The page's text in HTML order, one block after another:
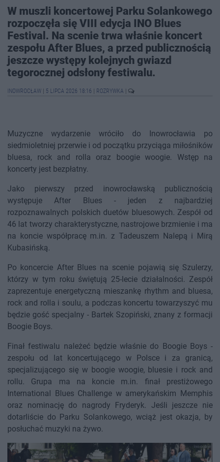
W muszli koncertowej Parku Solankowego
rozpoczęła się VIII edycja INO Blues
Festival. Na scenie trwa właśnie koncert
zespołu After Blues, a przed publicznością
jeszcze występy kolejnych gwiazd
tegorocznej odsłony festiwalu.
INOWROCŁAW 5 LIPCA 2026 18:16 ROZRYWKA
Muzyczne wydarzenie wróciło do Inowrocławia po
siedmioletniej przerwie i od początku przyciąga miłośników
bluesa, rock and rolla oraz boogie woogie. Wstęp na
koncerty jest bezpłatny.
Jako pierwszy przed inowrocławską publicznością
występuje After Blues - jeden z najbardziej
rozpoznawalnych polskich duetów bluesowych. Zespół od
46 lat tworzy charakterystyczne, nastrojowe brzmienie i ma
na koncie współpracę m.in. z Tadeuszem Nalepą i Mirą
Kubasińską.
Po koncercie After Blues na scenie pojawią się Szulerzy,
którzy w tym roku świętują 25-lecie działalności. Zespół
zaprezentuje energetyczną mieszankę rhythm and bluesa,
rock and rolla i soulu, a podczas koncertu towarzyszyć mu
będzie gość specjalny - Bartek Szopiński, znany z formacji
Boogie Boys.
Finał festiwalu należeć będzie właśnie do Boogie Boys -
zespołu od lat koncertującego w Polsce i za granicą,
specjalizującego się w boogie woogie, bluesie i rock and
rollu. Grupa ma na koncie m.in. finał prestiżowego
International Blues Challenge w amerykańskim Memphis
oraz nominację do nagrody Fryderyk. Jeśli jeszcze nie
dotarliście do Parku Solankowego, wciąż jest okazja, by
posłuchać muzyki na żywo.